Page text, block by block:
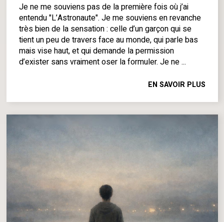
Je ne me souviens pas de la première fois où j’ai
entendu "L’Astronaute". Je me souviens en revanche
très bien de la sensation : celle d’un garçon qui se
tient un peu de travers face au monde, qui parle bas
mais vise haut, et qui demande la permission
d’exister sans vraiment oser la formuler. Je ne ...
EN SAVOIR PLUS